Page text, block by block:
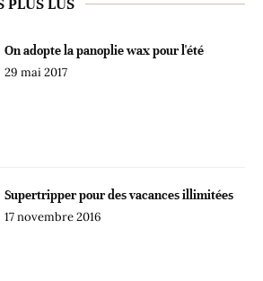
On adopte la panoplie wax pour l'été
29 mai 2017
Supertripper pour des vacances illimitées
17 novembre 2016